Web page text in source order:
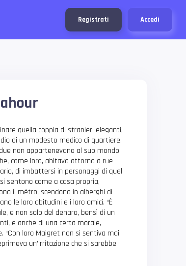
Registrati Accedi
quella coppia di stranieri eleganti,
di un modesto medico di quartiere.
non appartenevano al suo mondo,
come loro, abitava attorno a rue
di imbattersi in personaggi di quel
sentono come a casa propria,
il métro, scendono in alberghi di
le loro abitudini e i loro amici. “È
e non solo del denaro, bensì di un
e anche di una certa morale,
“Con loro Maigret non si sentiva mai
un’irritazione che si sarebbe